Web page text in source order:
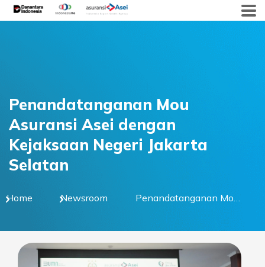
Skip
to
Penandatanganan Mou
Asuransi Asei dengan
Kejaksaan Negeri Jakarta
Selatan
Home Newsroom
Penandatanganan Mou
Kejaksaan Negeri
Jakarta Selatan